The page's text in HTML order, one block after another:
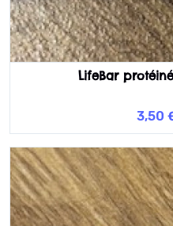
LifeBar
3,50